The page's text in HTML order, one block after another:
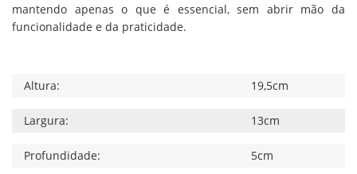
mantendo apenas o que é essencial, sem abrir mão da
funcionalidade e da praticidade.
Altura: 19,5cm
Largura: 13cm
Profundidade: 5cm